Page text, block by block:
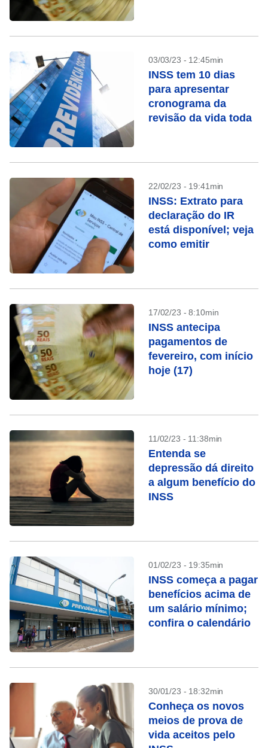
03/03/23 - 12:45min
INSS tem 10 dias
para apresentar
cronograma da
revisão da vida toda
22/02/23 - 19:41min
INSS: Extrato para
declaração do IR
está disponível; veja
como emitir
17/02/23 - 8:10min
INSS antecipa
pagamentos de
fevereiro, com início
hoje (17)
11/02/23 - 11:38min
Entenda se
depressão dá direito
a algum benefício do
INSS
01/02/23 - 19:35min
INSS começa a pagar
benefícios acima de
um salário mínimo;
confira o calendário
30/01/23 - 18:32min
Conheça os novos
meios de prova de
vida aceitos pelo